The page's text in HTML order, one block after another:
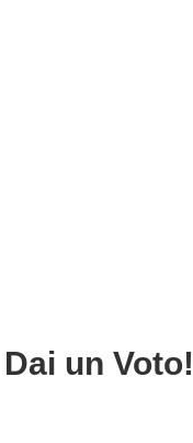
Dai un Voto!